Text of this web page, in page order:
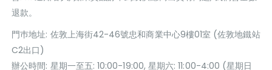
退款。
門巿地址: 佐敦上海街42-46號忠和商業中心9樓01室 (佐敦地鐵站
C2出口)
辦公時間: 星期一至五: 10:00-19:00, 星期六: 11:00-4:00 (星期日